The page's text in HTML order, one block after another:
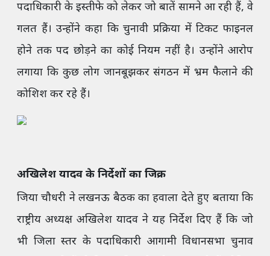
पदाधिकारी के इस्तीफे को लेकर जो बातें सामने आ रही हैं, वे
गलत हैं। उन्होंने कहा कि चुनावी प्रक्रिया में टिकट फाइनल
होने तक पद छोड़ने का कोई नियम नहीं है। उन्होंने आरोप
लगाया कि कुछ लोग जानबूझकर संगठन में भ्रम फैलाने की
कोशिश कर रहे हैं।
अखिलेश यादव के निर्देशों का जिक्र
जिया चौधरी ने लखनऊ बैठक का हवाला देते हुए बताया कि
राष्ट्रीय अध्यक्ष अखिलेश यादव ने यह निर्देश दिए हैं कि जो
भी जिला स्तर के पदाधिकारी आगामी विधानसभा चुनाव